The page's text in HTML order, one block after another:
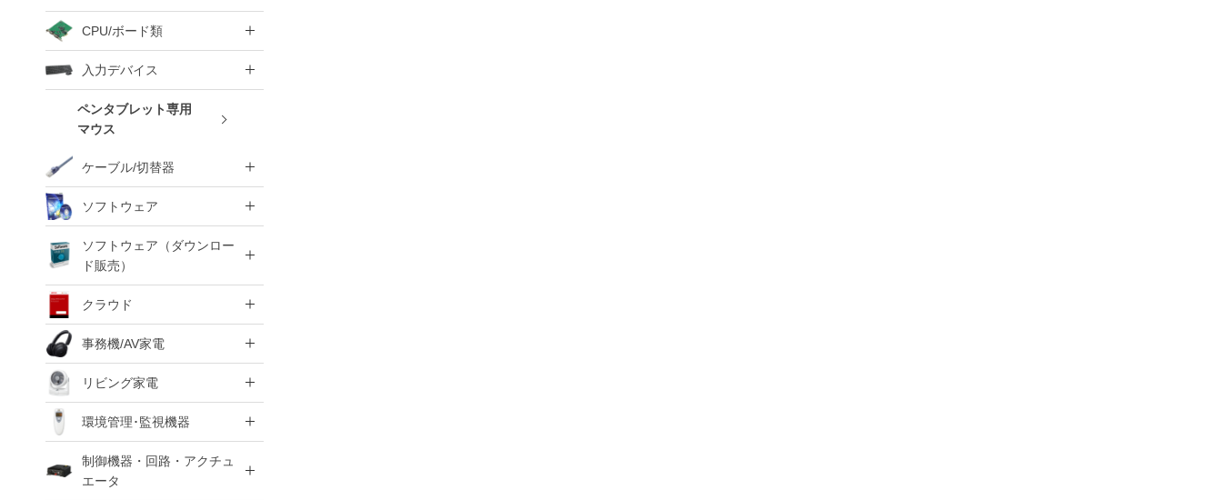
CPU/ボード類
入力デバイス
ペンタブレット専用
マウス
ケーブル/切替器
ソフトウェア
ソフトウェア（ダウンロー
ド販売）
クラウド
事務機/AV家電
リビング家電
環境管理･監視機器
制御機器・回路・アクチュ
エータ